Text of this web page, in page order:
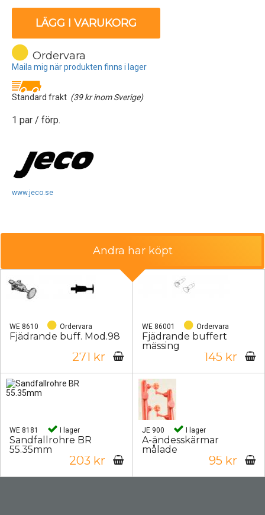
LÄGG I VARUKORG
Ordervara
Maila mig när produkten finns i lager
Standard frakt (39 kr inom Sverige)
1 par / förp.
www.jeco.se
Andra har köpt
WE 8610 Ordervara
Fjädrande buff. Mod.98
271 kr
WE 86001 Ordervara
Fjädrande buffert
mässing
145 kr
WE 8181 I lager
Sandfallrohre BR
55.35mm
203 kr
JE 900 I lager
A-ändesskärmar
målade
95 kr